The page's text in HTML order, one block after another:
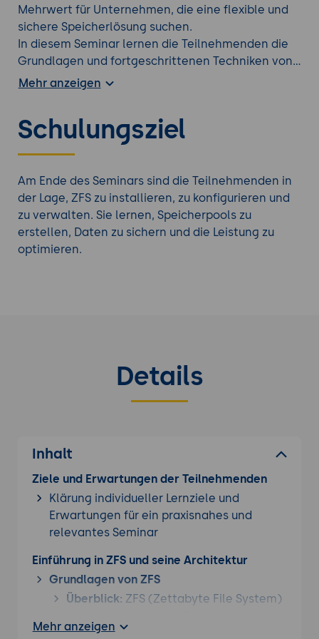
Mehrwert für Unternehmen, die eine flexible und
sichere Speicherlösung suchen.
In diesem Seminar lernen die Teilnehmenden die
Grundlagen und fortgeschrittenen Techniken von
ZFS kennen. Der Kurs behandelt die Installation
Datenintegrität sowie die Nutzung erweiterter
Funktionen wie Datendeduplizierung, Kompression
Teilnehmern die Möglichkeit, praktische
Erfahrungen in der Installation, Optimierung und
Sicherung von ZFS-Systemen zu sammeln.
Mehr anzeigen
Schulungsziel
Am Ende des Seminars sind die Teilnehmenden in
der Lage, ZFS zu installieren, zu konfigurieren und
zu verwalten. Sie lernen, Speicherpools zu
erstellen, Daten zu sichern und die Leistung zu
optimieren.
Details
Inhalt
Ziele und Erwartungen der Teilnehmenden
Klärung individueller Lernziele und
Erwartungen für ein praxisnahes und
relevantes Seminar
Einführung in ZFS und seine Architektur
Grundlagen von ZFS
Überblick: ZFS (Zettabyte File System)
Dateisystem und Volume Manager, das
Mehr anzeigen